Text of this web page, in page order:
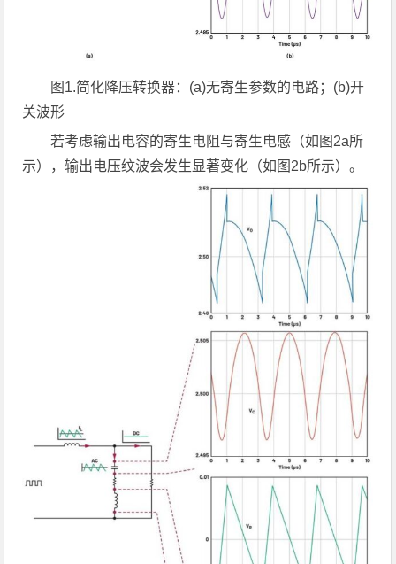
图 1.简化降压转换器： (a)无寄生参数的电路； (b)开
关波形
若考虑输出电容的寄生电阻与寄生电感（如图2a所
示），输出电压纹波会发生显著变化（如图2b所示）。